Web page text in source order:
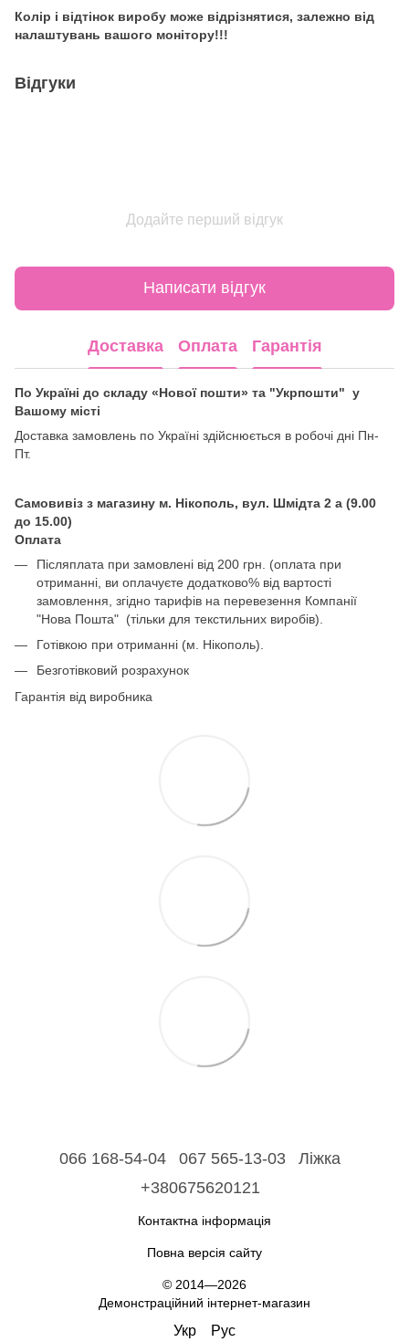
Колір і відтінок виробу може відрізнятися, залежно від
налаштувань вашого монітору!!!
Відгуки
Додайте перший відгук
Написати відгук
Доставка Оплата Гарантія
По Україні до складу «Нової пошти» та "Укрпошти" у
Вашому місті
Доставка замовлень по Україні здійснюється в робочі дні Пн-
Пт.
Самовивіз з магазину м. Нікополь, вул. Шмідта 2 а (9.00
до 15.00)
Оплата
Післяплата при замовлені від 200 грн. (оплата при
отриманні, ви оплачуєте додатково% від вартості
замовлення, згідно тарифів на перевезення Компанії
"Нова Пошта" (тільки для текстильних виробів).
Готівкою при отриманні (м. Нікополь).
Безготівковий розрахунок
Гарантія від виробника
066 168-54-04 067 565-13-03
Ліжка
+380675620121
Контактна інформація
Повна версія сайту
© 2014—2026
Демонстраційний інтернет-магазин
Укр Рус